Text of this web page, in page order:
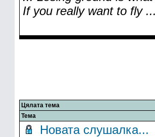
If you really want to fly
Цялата тема
Тема
Новата слушалка...